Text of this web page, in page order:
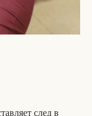
след в